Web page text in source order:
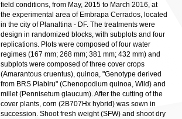
field conditions, from May, 2015 to March 2016, at
the experimental area of Embrapa Cerrados, located
in the city of Planaltina - DF. The treatments were
design in randomized blocks, with subplots and four
replications. Plots were composed of four water
regimes (167 mm; 268 mm; 381 mm; 432 mm) and
subplots were composed of three cover crops
(Amarantous cruentus), quinoa, "Genotype derived
from BRS Piabiru" (Chenopodium quinoa, Wild) and
millet (Pennisetum glaucum). After the cutting of the
cover plants, corn (2B707Hx hybrid) was sown in
succession. Shoot fresh weight (SFW) and shoot dry